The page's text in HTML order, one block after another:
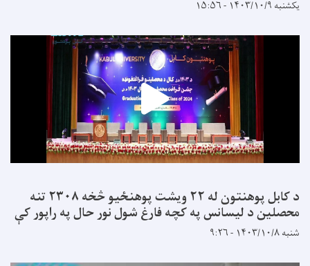
یکشنبه ۱۴۰۳/۱۰/۹ - ۱۵:۵۶
د کابل پوهنتون له ۲۲ ویشت پوهنځیو څخه ۲۳۰۸ تنه
محصلین د لیسانس په کچه فارغ شول نور حال په راپور کې
شنبه ۱۴۰۳/۱۰/۸ - ۹:۲۶